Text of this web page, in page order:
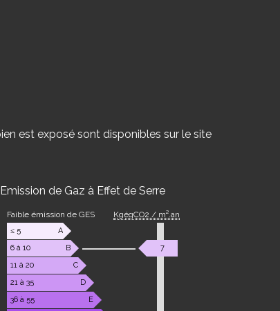
est exposé sont disponibles sur le site
Emission de Gaz à Effet de Serre
Faible émission de GES KgéqCO2 / m².an
≤ 5
A
6 à 10
B
11 à 20
C
21 à 35
D
36 à 55
E
7